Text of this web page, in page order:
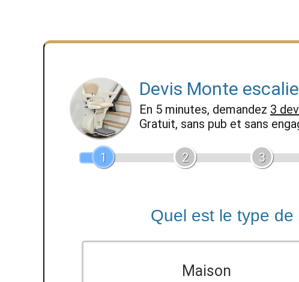
Devis Monte
En 5 minutes, demandez 3
Gratuit, sans pub et sans
1 2 3
Quel est le type
Maison